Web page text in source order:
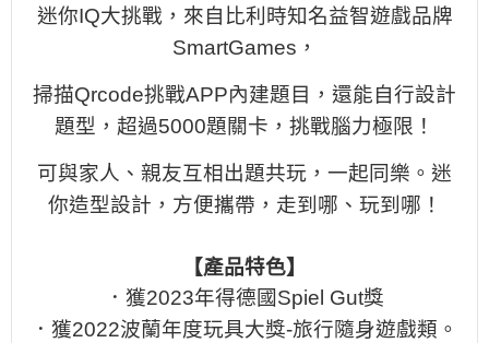
迷你IQ大挑戰，來自比利時知名益智遊戲品牌
SmartGames，
掃描Qrcode挑戰APP內建題目，還能自行設計
題型，超過5000題關卡，挑戰腦力極限！
可與家人、親友互相出題共玩，一起同樂。迷
你造型設計，方便攜帶，走到哪、玩到哪！
【產品特色】
．獲2023年得德國Spiel Gut獎
．獲2022波蘭年度玩具大獎-旅行隨身遊戲類。